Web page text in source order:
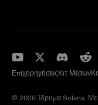
ΕπιχορηγήσειςΚιτ Μέσων
© 2026 Ίδρυμα Solana. Με